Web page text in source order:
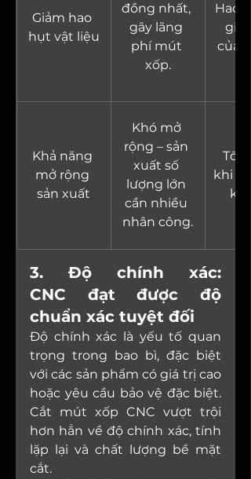
Giảm hao
hụt vật liệu
đồng nhất,
gây lãng
phí mút
xốp.
Hao
giới
của
Khả năng
mở rộng
sản xuất
Khó mở
rộng – sản
xuất số
lượng lớn
cần nhiều
nhân công.
Tốn
khi
3. Độ chính xác:
CNC đạt được độ
chuẩn xác tuyệt đối
Độ chính xác là yếu tố quan
trọng trong bao bì, đặc biệt
với các sản phẩm có giá trị cao
hoặc yêu cầu bảo vệ đặc biệt.
Cắt mút xốp CNC vượt trội
hơn hẳn về độ chính xác, tính
lặp lại và chất lượng bề mặt
cắt.